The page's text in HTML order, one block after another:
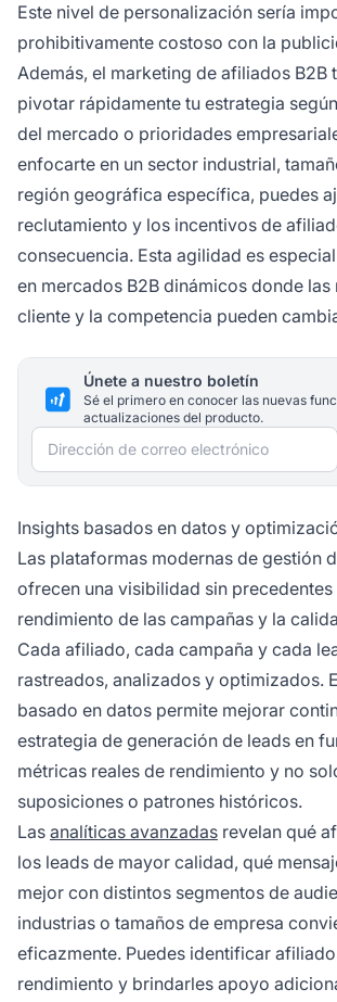
Este nivel de personalización sería
prohibitivamente costoso con la
Además, el marketing de afiliados B2B
pivotar rápidamente tu estrategia
del mercado o prioridades
enfocarte en un sector industrial,
región geográfica específica, puedes
reclutamiento y los incentivos de
consecuencia. Esta agilidad es
en mercados B2B dinámicos donde las
cliente y la competencia pueden
Únete a nuestro boletín
Sé el primero en conocer las nuevas
actualizaciones del producto.
Dirección de correo electrónico
Insights basados en datos y
Las plataformas modernas de gestión
ofrecen una visibilidad sin precedentes
rendimiento de las campañas y la
Cada afiliado, cada campaña y cada
rastreados, analizados y optimizados.
basado en datos permite mejorar
estrategia de generación de leads en
métricas reales de rendimiento y no
suposiciones o patrones históricos.
Las analíticas avanzadas revelan qué
los leads de mayor calidad, qué
mejor con distintos segmentos de
industrias o tamaños de empresa
eficazmente. Puedes identificar
rendimiento y brindarles apoyo